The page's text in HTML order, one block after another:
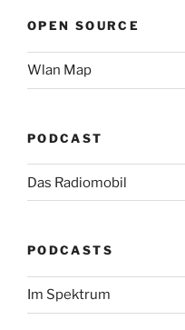
OPEN SOURCE
Wlan Map
PODCAST
Das Radiomobil
PODCASTS
Im Spektrum